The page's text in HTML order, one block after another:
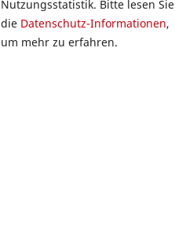
Nutzungsstatistik. Bitte lesen Sie
die Datenschutz-Informationen,
um mehr zu erfahren.